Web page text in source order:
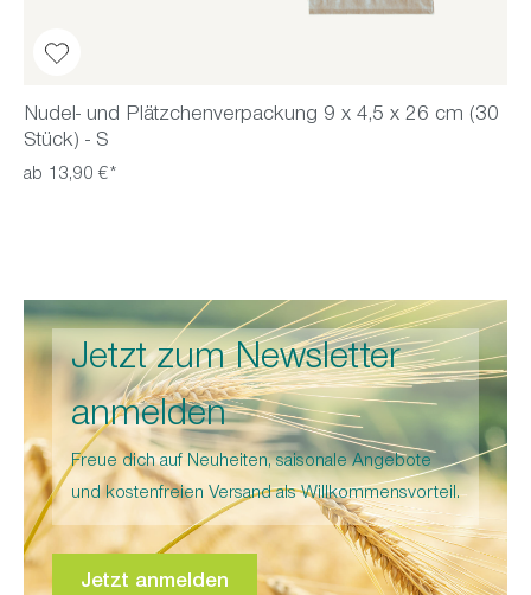
Nudel- und Plätzchenverpackung 9 x 4,5 x 26 cm (30
Stück) - S
ab 13,90 €*
Jetzt zum Newsletter
anmelden
Freue dich auf Neuheiten, saisonale Angebote
und kostenfreien Versand als Willkommensvorteil.
Jetzt anmelden